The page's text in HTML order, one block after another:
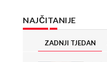
NAJČITANIJE
ZADNJI TJEDAN